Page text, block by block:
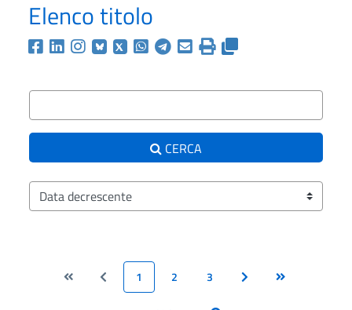
Elenco titolo
Condividi la ricerca
Testo da ricercare
CERCA
Ordina i risultati per
Vai alla pagina Inizio
Vai alla pagina Precedente
Pagina
1 Pagina
2 Pagina
3 Vai alla paginaVai alla pagina